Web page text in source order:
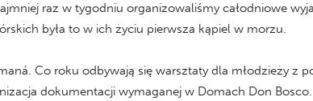
raz w tygodniu organizowaliśmy całodniowe
była to w ich życiu pierwsza kąpiel w morzu.
Co roku odbywają się warsztaty dla młodzieży z
dokumentacji wymaganej w Domach Don Bosco.